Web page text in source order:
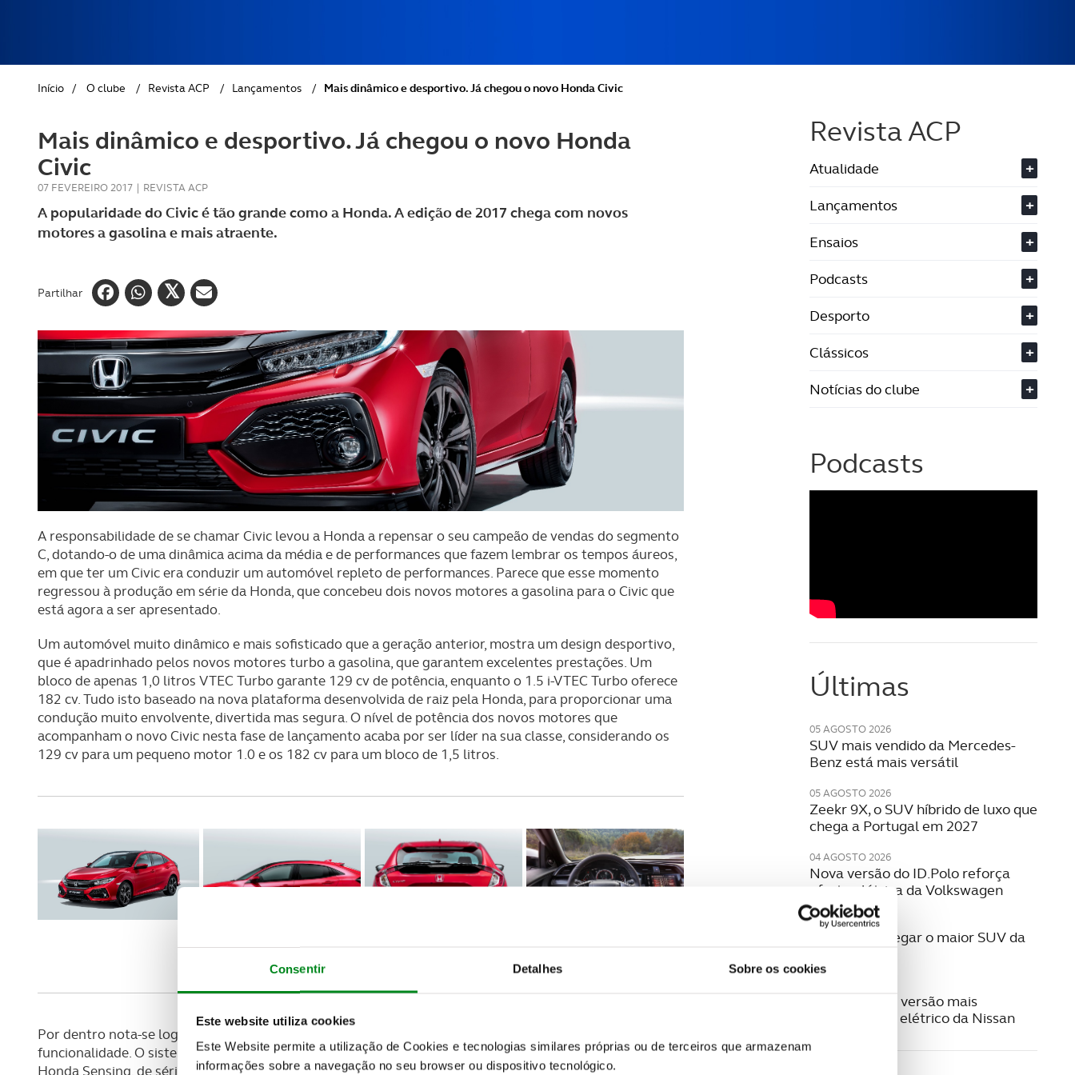
Consentir Detalhes Sobre os cookies
Este website utiliza cookies
Este Website permite a utilização de Cookies e tecnologias similares próprias ou de terceiros que armazenam
informações sobre a navegação no seu browser ou dispositivo tecnológico.
GOLFE
AUTOCARAVANISMO
Início / O clube / Revista ACP / Lançamentos / Mais dinâmico e desportivo. Já chegou o novo Honda Civic
Mais dinâmico e desportivo. Já chegou o novo Honda
Civic
07 FEVEREIRO 2017 | REVISTA ACP
A popularidade do Civic é tão grande como a Honda. A edição de 2017 chega com novos
motores a gasolina e mais atraente.
Partilhar
A responsabilidade de se chamar Civic levou a Honda a repensar o seu campeão de vendas do segmento
C, dotando-o de uma dinâmica acima da média e de performances que fazem lembrar os tempos áureos,
em que ter um Civic era conduzir um automóvel repleto de performances. Parece que esse momento
regressou à produção em série da Honda, que concebeu dois novos motores a gasolina para o Civic que
está agora a ser apresentado.
Um automóvel muito dinâmico e mais sofisticado que a geração anterior, mostra um design desportivo,
que é apadrinhado pelos novos motores turbo a gasolina, que garantem excelentes prestações. Um
bloco de apenas 1,0 litros VTEC Turbo garante 129 cv de potência, enquanto o 1.5 i-VTEC Turbo oferece
182 cv. Tudo isto baseado na nova plataforma desenvolvida de raiz pela Honda, para proporcionar uma
condução muito envolvente, divertida mas segura. O nível de potência dos novos motores que
acompanham o novo Civic nesta fase de lançamento acaba por ser líder na sua classe, considerando os
129 cv para um pequeno motor 1.0 e os 182 cv para um bloco de 1,5 litros.
Por dentro nota-se logo estar ao volante de um Honda, embora exista mais espaço e maior
funcionalidade. O sistema Honda Connect garante uma perfeita ligação ao mundo e o novo sistema
Honda Sensing, de série para todos os modelos, fornece uma segurança total. Produzido no Reino Unido,
Revista ACP
Atualidade
+
Lançamentos
+
Ensaios
+
Podcasts
+
Desporto
+
Clássicos
+
Notícias do clube
+
Podcasts
Últimas
05 AGOSTO 2026
SUV mais vendido da Mercedes-
Benz está mais versátil
05 AGOSTO 2026
Zeekr 9X, o SUV híbrido de luxo que
chega a Portugal em 2027
04 AGOSTO 2026
Nova versão do ID.Polo reforça
oferta elétrica da Volkswagen
29 JULHO 2026
Q9. Está a chegar o maior SUV da
Leaf Nismo, a versão mais
desportiva do elétrico da Nissan